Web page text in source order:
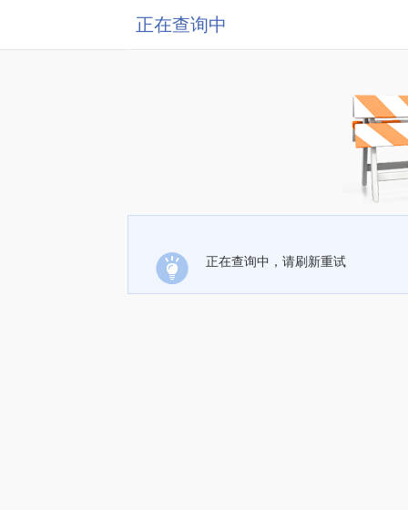
正在查询中
正在查询中，请刷新重试